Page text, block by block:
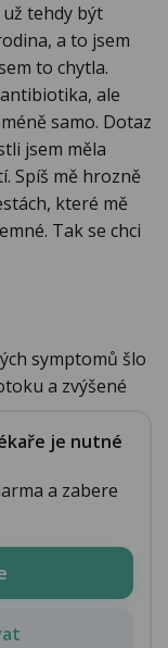
tehdy být
a to jsem
to chytla.
ale
samo. Dotaz
jsem měla
Spíš mě hrozně
které mě
Tak se chci
symptomů šlo
a zvýšené
je nutné
a zabere